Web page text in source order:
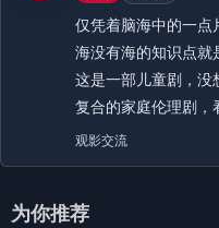
仅凭着脑海中的一点
海没有海的知识点就
这是一部儿童剧，没
复合的家庭伦理剧，
观影交流
为你推荐